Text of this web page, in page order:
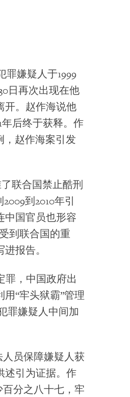
罪嫌疑人于1999
日再次出现在他
开。赵作海说他
后终于获释。作
，赵作海案引发
联合国禁止酷刑
到2010年引
中国官员也形容
到联合国的重
报告。
罪，中国政府出
“牢头狱霸”管理
罪嫌疑人中间加
人员保障嫌疑人获
述引为证据。作
分之八十七，牢